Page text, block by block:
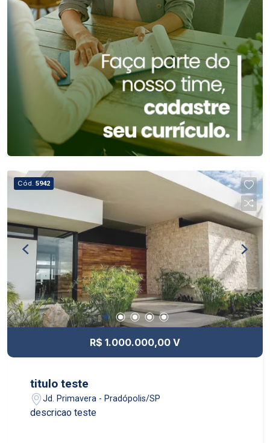
Cód. 5942
R$ 1.000.000,00 V
titulo teste
Jd. Primavera - Pradópolis/SP
descricao teste